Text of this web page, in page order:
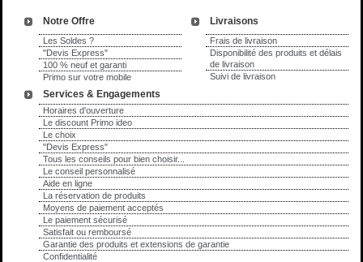
Notre Offre
Les Soldes ?
"Devis Express"
100 % neuf et garanti
Primo sur votre mobile
Livraisons
Frais de livraison
Disponibilité des produits et délais
de livraison
Suivi de livraison
Services & Engagements
Horaires d'ouverture
Le discount Primo ideo
Le choix
"Devis Express"
Tous les conseils pour bien choisir...
Le conseil personnalisé
Aide en ligne
La réservation de produits
Moyens de paiement acceptés
Le paiement sécurisé
Satisfait ou remboursé
Garantie des produits et extensions de garantie
Confidentialité